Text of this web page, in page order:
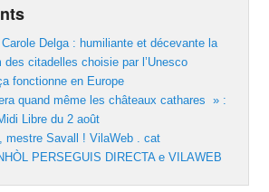
Delga : humiliante et décevante la
des citadelles choisie par l’Unesco
fonctionne en Europe
quand même les châteaux cathares » :
Libre du 2 août
mestre Savall ! VilaWeb . cat
PERSEGUIS DIRECTA e VILAWEB